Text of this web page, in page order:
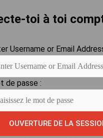
toi à toi
Username or Email
de passe :